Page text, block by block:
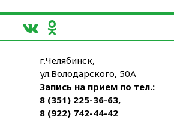
г.Челябинск,
ул.Володарского, 50А
Запись на прием по тел.:
8 (351) 225-36-63,
8 (922) 742-44-42